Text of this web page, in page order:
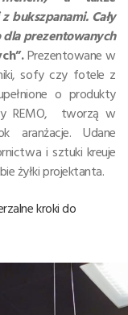
bukszpanami. Cały
prezentowanych
Prezentowane w
sofy czy fotele z
o produkty
REMO, tworzą w
aranżacje. Udane
i sztuki kreuje
żyłki projektanta.
kroki do